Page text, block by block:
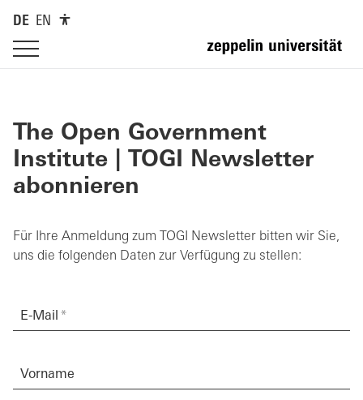
DE EN
The Open Government
Institute | TOGI Newsletter
abonnieren
Für Ihre Anmeldung zum TOGI Newsletter bitten wir Sie,
uns die folgenden Daten zur Verfügung zu stellen:
E-Mail *
Vorname